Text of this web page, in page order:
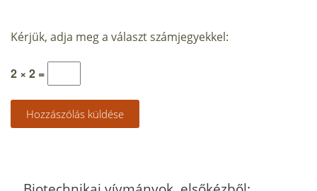
Kérjük, adja meg a választ számjegyekkel:
2 × 2 =